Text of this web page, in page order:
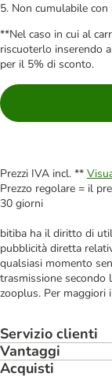
5. Non cumulabile
**Nel caso in cui al
riscuoterlo inserendo
per il 5% di sconto.
Prezzi IVA incl. **
Prezzo regolare = il
30 giorni
bitiba ha il diritto di
pubblicità diretta
qualsiasi momento
trasmissione secondo
zooplus. Per maggiori
Servizio clienti
Vantaggi
Acquisti